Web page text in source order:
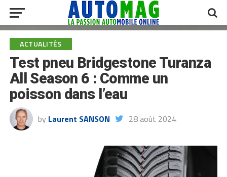
ACTUALITÉS
Test pneu Bridgestone Turanza
All Season 6 : Comme un
poisson dans l’eau
by Laurent SANSON 28 août 2024